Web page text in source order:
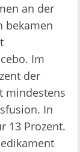
an der
bekamen
Im
der
mindestens
In
13 Prozent.